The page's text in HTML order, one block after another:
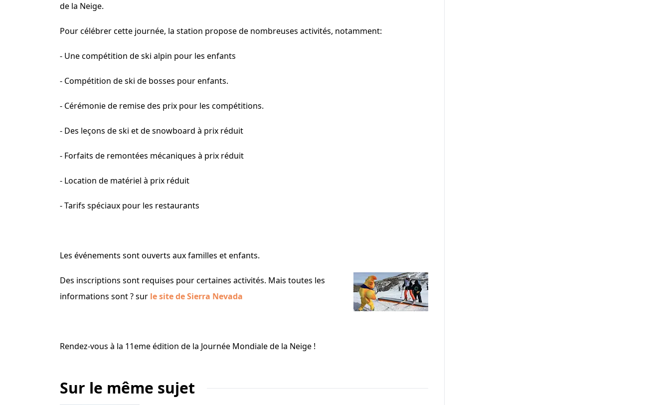
de la Neige.
Pour célébrer cette journée, la station propose de nombreuses activités, notamment:
- Une compétition de ski alpin pour les enfants
- Compétition de ski de bosses pour enfants.
- Cérémonie de remise des prix pour les compétitions.
- Des leçons de ski et de snowboard à prix réduit
- Forfaits de remontées mécaniques à prix réduit
- Location de matériel à prix réduit
- Tarifs spéciaux pour les restaurants
Les événements sont ouverts aux familles et enfants.
Des inscriptions sont requises pour certaines activités. Mais toutes les
informations sont ? sur le site de Sierra Nevada
Rendez-vous à la 11eme édition de la Journée Mondiale de la Neige !
Sur le même sujet